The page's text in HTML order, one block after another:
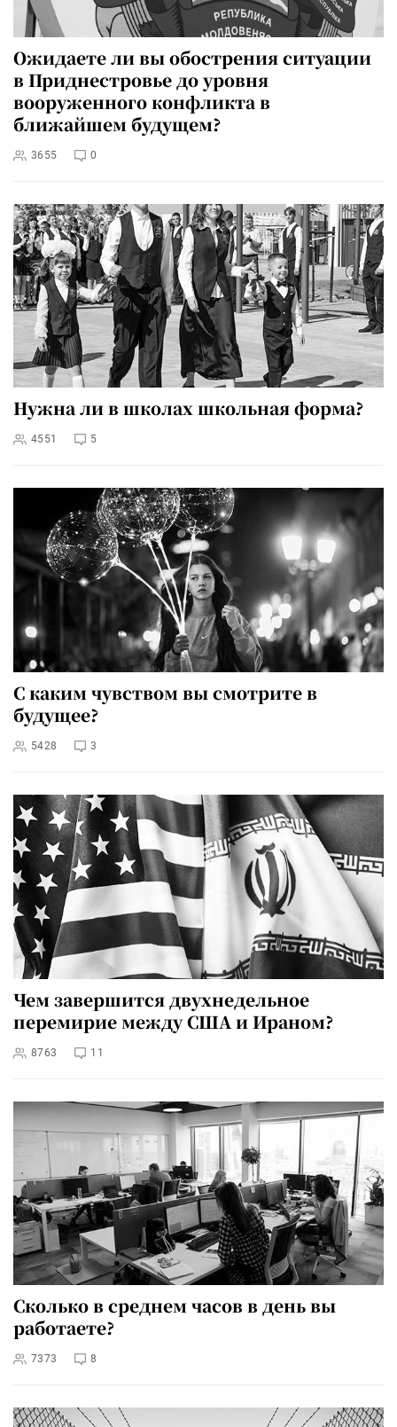
Ожидаете ли вы обострения ситуации
в Приднестровье до уровня
вооруженного конфликта в
ближайшем будущем?
3655 0
Нужна ли в школах школьная форма?
4551 5
С каким чувством вы смотрите в
будущее?
5428 3
Чем завершится двухнедельное
перемирие между США и Ираном?
8763 11
Сколько в среднем часов в день вы
работаете?
7373 8